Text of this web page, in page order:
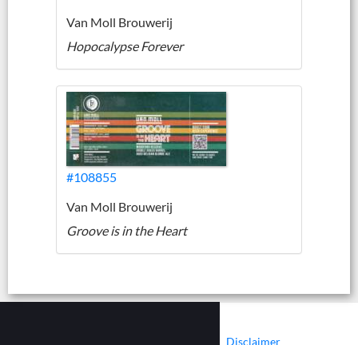
Van Moll Brouwerij
Hopocalypse Forever
#108855
Van Moll Brouwerij
Groove is in the Heart
Disclaimer